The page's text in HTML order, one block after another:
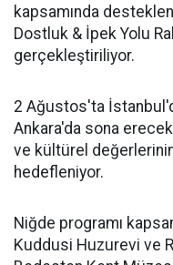
kapsamında
Dostluk & İpek Yolu
gerçekleştiriliyor.
2 Ağustos'ta
Ankara'da sona
ve kültürel değerlerinin
hedefleniyor.
Niğde programı
Kuddusi Huzurevi ve